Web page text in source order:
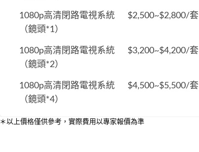
1080p高清閉路電視系統
（鏡頭*1）
$2,500~$2,800/套
1080p高清閉路電視系統
（鏡頭*2）
$3,200~$4,200/套
1080p高清閉路電視系統
（鏡頭*4）
$4,500~$5,500/套
＊以上價格僅供參考，實際費用以專家報價為準